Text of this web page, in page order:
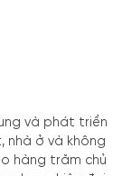
và phát triển
nhà ở và không
hàng trăm chủ